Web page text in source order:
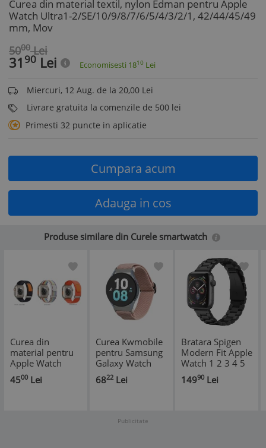
Curea din material textil, nylon Edman pentru Apple
Watch Ultra1-2/SE/10/9/8/7/6/5/4/3/2/1, 42/44/45/49
mm, Mov
5000 Lei
31 90 Lei Economisesti 1810 Lei
Miercuri, 12 Aug. de la 20,00 Lei
Livrare gratuita la comenzile de 500 lei
Primesti 32 puncte in aplicatie
Cumpara acum
Adauga in cos
Produse similare din Curele smartwatch
Curea din
material pentru
Apple Watch
Ultra 2 Band
49mm 45mm
4500 Lei
Curea Kwmobile
pentru Samsung
Galaxy Watch
5/Galaxy Watch
5 Pro/Galaxy
KWM000024XZ002C
6822 Lei
Bratara Spigen
Modern Fit Apple
Watch 1 2 3 4 5
6 7 8 9 10 SE SE
2 Ultra Ultra 2 42
14990 Lei
Publicitate